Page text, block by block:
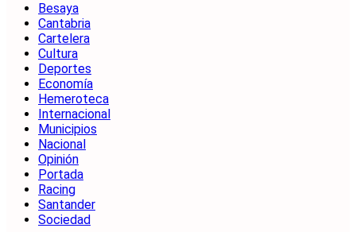
Besaya
Cantabria
Cartelera
Cultura
Deportes
Economía
Hemeroteca
Internacional
Municipios
Nacional
Opinión
Portada
Racing
Santander
Sociedad